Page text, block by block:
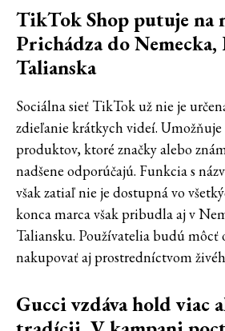
TikTok Shop putuje na
Prichádza do Nemecka,
Talianska
Sociálna sieť TikTok už nie je
zdieľanie krátkych videí.
produktov, ktoré značky alebo
nadšene odporúčajú. Funkcia s
však zatiaľ nie je dostupná vo
konca marca však pribudla aj v
Taliansku. Používatelia budú môcť
nakupovať aj prostredníctvom
Gucci vzdáva hold viac